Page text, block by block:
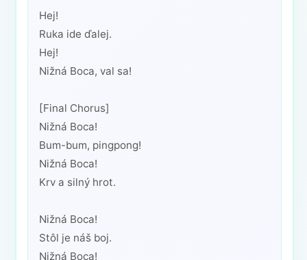
Hej!
Ruka ide ďalej.
Hej!
Nižná Boca, val sa!
[Final Chorus]
Nižná Boca!
Bum-bum, pingpong!
Nižná Boca!
Krv a silný hrot.
Nižná Boca!
Stôl je náš boj.
Nižná Boca!